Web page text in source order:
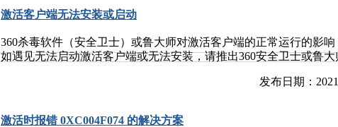
切记不要打开。 6、重装系统 迫不得已，我们只能采取重装系统的
用。建议重装系统前，首先将硬盘格式化，彻底去除“勒索病毒”的影
率，看上去字特别的大，因为这个时候的分辨率只有800x600。这里
十分钟，系统是可以启动的！！！！ 3、正常进入了系统。所以在
那么重复在来一次，重新开机进一次安全模式吧。 方法/步骤2:关闭
了windows系统之后，要关闭windows更新。由于安全模式下控制
以，我没有通过控制面板找到菜单操作，而是按照下面的步骤进行
在输入命令的提示框里输入【services.msc】，回车进入： 2、打开
【禁用】，然后点击【应用】和【确定】，这样就将windows的更新
激活客户端无法安装或启动
360杀毒软件（安全卫士）或鲁大师对激活客户端的正常运行的影响
如遇见无法启动激活客户端或无法安装，请推出360安全卫士或鲁
发布日期：
激活时报错 0XC004F074 的解决方案